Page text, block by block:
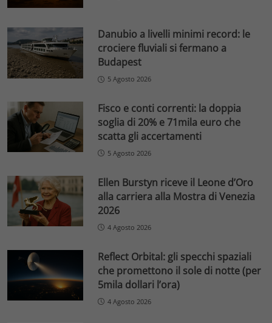
Danubio a livelli minimi record: le
crociere fluviali si fermano a
Budapest
5 Agosto 2026
Fisco e conti correnti: la doppia
soglia di 20% e 71mila euro che
scatta gli accertamenti
5 Agosto 2026
Ellen Burstyn riceve il Leone d’Oro
alla carriera alla Mostra di Venezia
2026
4 Agosto 2026
Reflect Orbital: gli specchi spaziali
che promettono il sole di notte (per
5mila dollari l’ora)
4 Agosto 2026